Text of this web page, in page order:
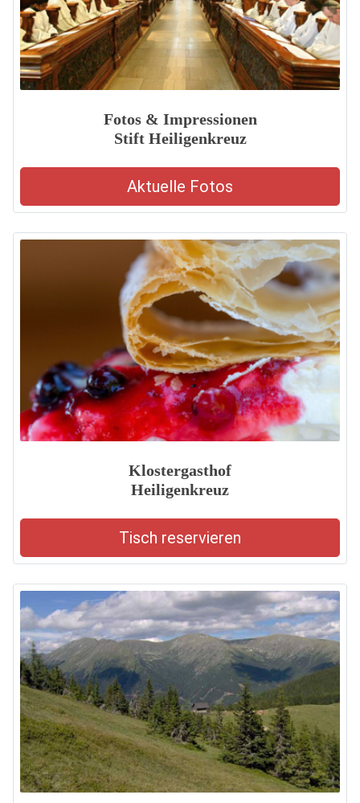
Fotos & Impressionen
Stift Heiligenkreuz
Aktuelle Fotos
Klostergasthof
Heiligenkreuz
Tisch reservieren